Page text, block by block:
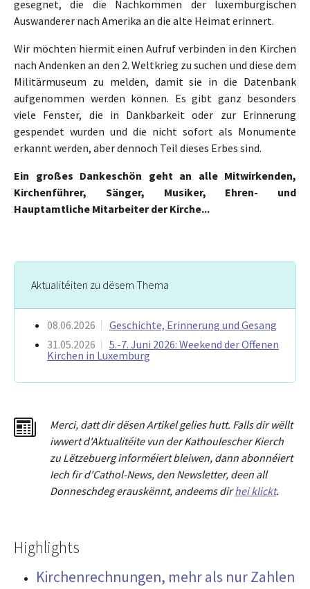
gesegnet, die die Nachkommen der luxemburgischen
Auswanderer nach Amerika an die alte Heimat erinnert.
Wir möchten hiermit einen Aufruf verbinden in den Kirchen
nach Andenken an den 2. Weltkrieg zu suchen und diese dem
Militärmuseum zu melden, damit sie in die Datenbank
aufgenommen werden können. Es gibt ganz besonders
viele Fenster, die in Dankbarkeit oder zur Erinnerung
gespendet wurden und die nicht sofort als Monumente
erkannt werden, aber dennoch Teil dieses Erbes sind.
Ein großes Dankeschön geht an alle Mitwirkenden,
Kirchenführer, Sänger, Musiker, Ehren- und
Hauptamtliche Mitarbeiter der Kirche...
Aktualitéiten zu dësem Thema
08.06.2026
Geschichte, Erinnerung und Gesang
31.05.2026
5.-7. Juni 2026: Weekend der Offenen
Kirchen in Luxemburg
Merci, dattdir dësen Artikel gelies hutt. Falls dir wëllt
iwwert d'Aktualitéite vun der Kathoulescher Kierch
zu Lëtzebuerg informéiert bleiwen, dann abonnéiert
Iech fir d'Cathol-News, den Newsletter, deen all
Donneschdeg erauskënnt, andeems dirhei klickt.
Highlights
Kirchenrechnungen, mehr als nur Zahlen